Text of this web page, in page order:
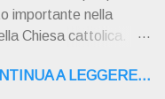
8201679 – Cell.
icordo che qualche
, " DIARIO DI UN
importante nella
Chiesa cattolica.
consacrati. Tuttavia, ci
A LEGGERE...